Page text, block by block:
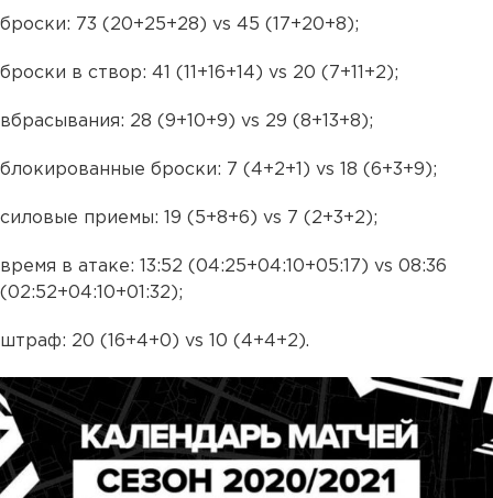
броски: 73 (20+25+28) vs 45 (17+20+8);
броски в створ: 41 (11+16+14) vs 20 (7+11+2);
вбрасывания: 28 (9+10+9) vs 29 (8+13+8);
блокированные броски: 7 (4+2+1) vs 18 (6+3+9);
силовые приемы: 19 (5+8+6) vs 7 (2+3+2);
время в атаке: 13:52 (04:25+04:10+05:17) vs 08:36
(02:52+04:10+01:32);
штраф: 20 (16+4+0) vs 10 (4+4+2).